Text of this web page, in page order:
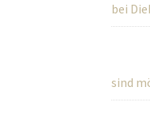
bei
sind